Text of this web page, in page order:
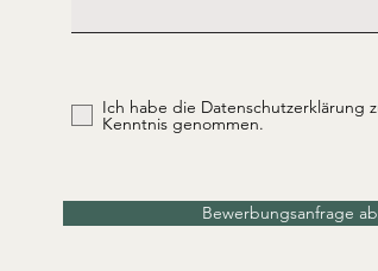
Ich habe die Datenschutzerklärung
Kenntnis genommen.
Bewerbungsanfrage